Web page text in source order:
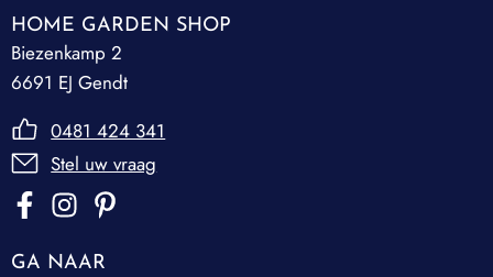
HOME GARDEN SHOP
Biezenkamp 2
6691 EJ Gendt
0481 424 341
Stel uw vraag
GA NAAR